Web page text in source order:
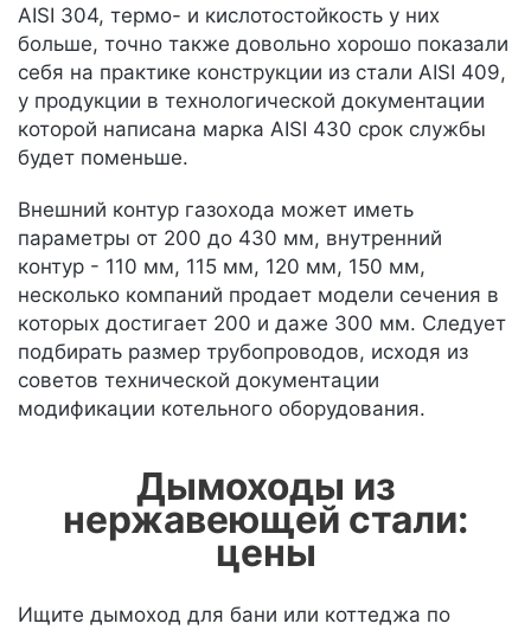
AISI 304, термо- и кислотостойкость у них
больше, точно также довольно хорошо показали
себя на практике конструкции из стали AISI 409,
у продукции в технологической документации
которой написана марка AISI 430 срок службы
будет поменьше.
Внешний контур газохода может иметь
параметры от 200 до 430 мм, внутренний
контур - 110 мм, 115 мм, 120 мм, 150 мм,
несколько компаний продает модели сечения в
которых достигает 200 и даже 300 мм. Следует
подбирать размер трубопроводов, исходя из
советов технической документации
модификации котельного оборудования.
Дымоходы из
нержавеющей стали:
цены
Ищите дымоход для бани или коттеджа по